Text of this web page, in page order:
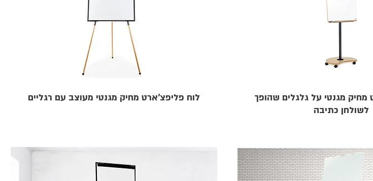
מחיק מגנטי על גלגלים שהופך
לשולחן כתיבה
לוח פליפצ'ארט מחיק מגנטי מעוצב עם רגליים